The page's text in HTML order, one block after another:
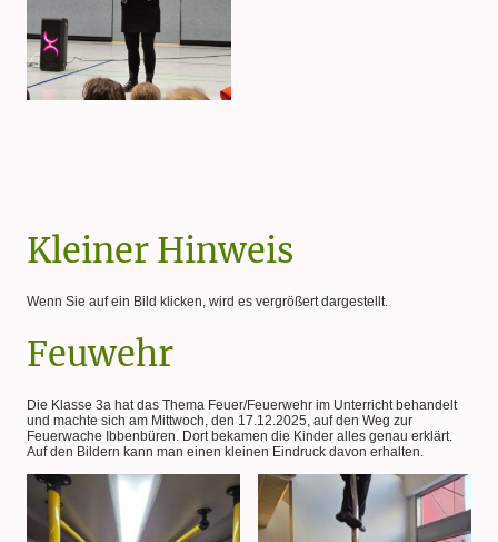
Kleiner Hinweis
Wenn Sie auf ein Bild klicken, wird es vergrößert dargestellt.
Feuwehr
Die Klasse 3a hat das Thema Feuer/Feuerwehr im Unterricht behandelt
und machte sich am Mittwoch, den 17.12.2025, auf den Weg zur
Feuerwache Ibbenbüren. Dort bekamen die Kinder alles genau erklärt.
Auf den Bildern kann man einen kleinen Eindruck davon erhalten.